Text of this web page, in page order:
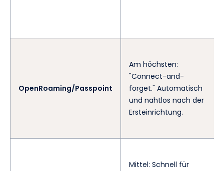
OpenRoaming/Passpoint
Am höchsten:
"Connect-and-
forget." Automatisch
und nahtlos nach der
Ersteinrichtung.
Mittel: Schnell für